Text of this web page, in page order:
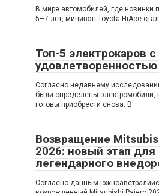
В мире автомобилей, где новинки
5–7 лет, минивэн Toyota HiAce
Топ-5 электрокаров
Согласно недавнему
были определены электромобили,
готовы приобрести снова. В
Возвращение
2026: новый этап для
легендарного
Согласно данным